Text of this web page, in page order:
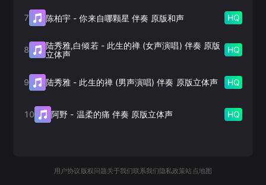
7 陈柏宇 -你来自哪颗星 伴奏 原版和声 HQ
8 陆秀雅,白倾若- 此生的禅 (女声演唱) 伴奏 原版
立体声
HQ
9 陆秀雅 - 此生的禅 (男声演唱) 伴奏 原版立体声 HQ
10 阿野 - 温柔的痛 伴奏 原版立体声 HQ
用户协议 版权问题关于我们联系我们 隐私政策站点地图